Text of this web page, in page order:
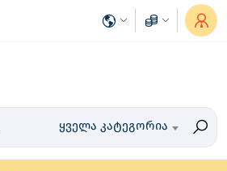
ყველა კატეგორია